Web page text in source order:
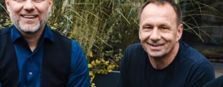
Verston Eesti
Teenused
Projektid
Töötamine
Uudised
Kontakt